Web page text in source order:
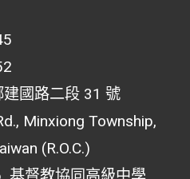
國路二段 31 號
Minxiong Township,
(R.O.C.)
基督教協同高級中學